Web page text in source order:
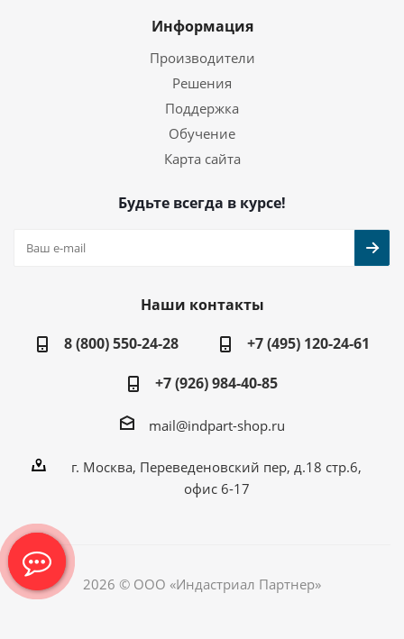
Информация
Производители
Решения
Поддержка
Обучение
Карта сайта
Будьте всегда в курсе!
Наши контакты
8 (800) 550-24-28
+7 (495) 120-24-61
+7 (926) 984-40-85
mail@indpart-shop.ru
г. Москва, Переведеновский пер, д.18 стр.6,
офис 6-17
2026 © ООО «Индастриал Партнер»